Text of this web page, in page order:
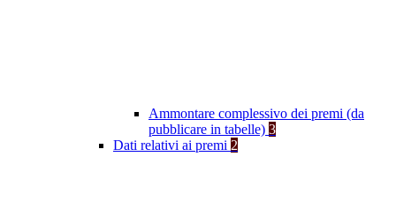
Ammontare complessivo dei premi (da
pubblicare in tabelle) 3
Dati relativi ai premi 2